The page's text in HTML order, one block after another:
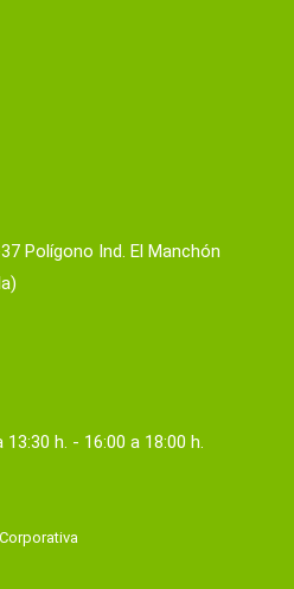
Polígono Ind. El Manchón
h. - 16:00 a 18:00 h.